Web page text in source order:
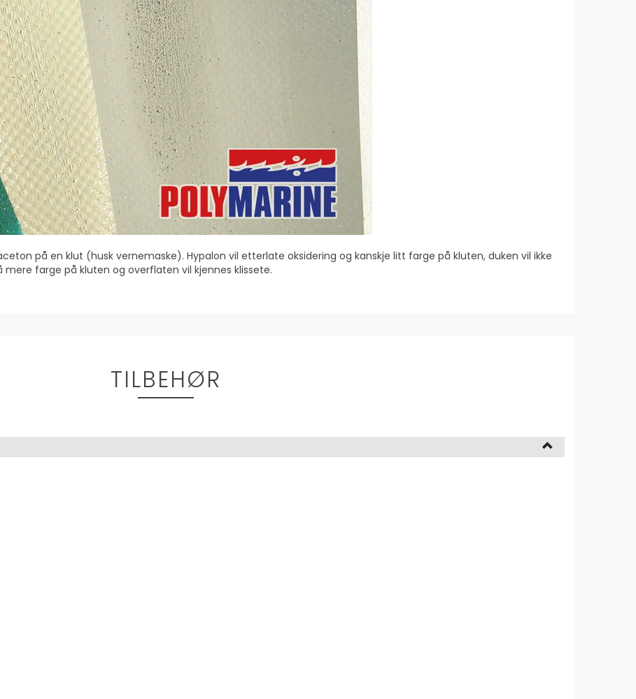
på en klut (husk vernemaske). Hypalon vil etterlate oksidering og kanskje litt farge på kluten, duken vil ikke
mere farge på kluten og overflaten vil kjennes klissete.
TILBEHØR